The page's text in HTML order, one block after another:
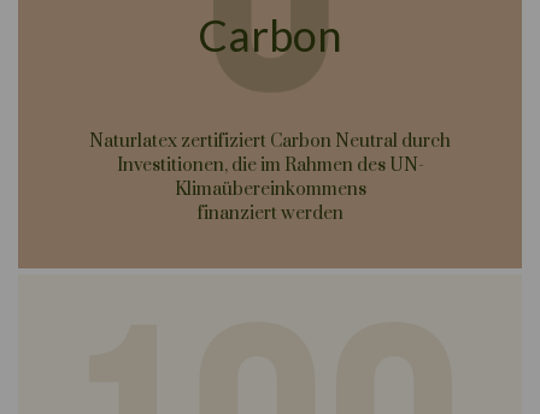
Carbon
Naturlatex zertifiziert Carbon Neutral durch
Investitionen, die im Rahmen des UN-
Klimaübereinkommens
finanziert werden